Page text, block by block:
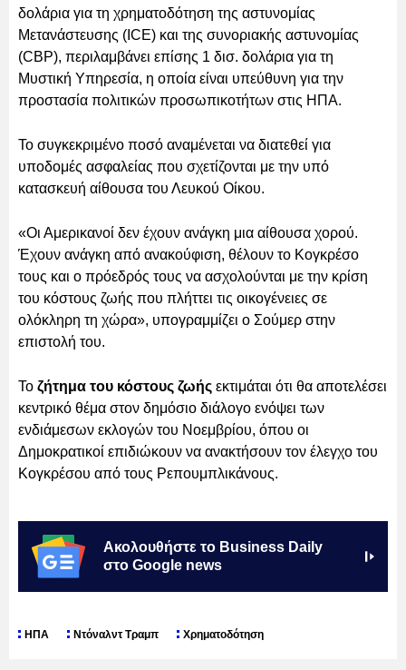
δολάρια για τη χρηματοδότηση της αστυνομίας
Μετανάστευσης (ICE) και της συνοριακής αστυνομίας
(CBP), περιλαμβάνει επίσης 1 δισ. δολάρια για τη
Μυστική Υπηρεσία, η οποία είναι υπεύθυνη για την
προστασία πολιτικών προσωπικοτήτων στις ΗΠΑ.
Το συγκεκριμένο ποσό αναμένεται να διατεθεί για
υποδομές ασφαλείας που σχετίζονται με την υπό
κατασκευή αίθουσα του Λευκού Οίκου.
«Οι Αμερικανοί δεν έχουν ανάγκη μια αίθουσα χορού.
Έχουν ανάγκη από ανακούφιση, θέλουν το Κογκρέσο
τους και ο πρόεδρός τους να ασχολούνται με την κρίση
του κόστους ζωής που πλήττει τις οικογένειες σε
ολόκληρη τη χώρα», υπογραμμίζει ο Σούμερ στην
επιστολή του.
Το ζήτημα του κόστους ζωής εκτιμάται ότι θα αποτελέσει
κεντρικό θέμα στον δημόσιο διάλογο ενόψει των
ενδιάμεσων εκλογών του Νοεμβρίου, όπου οι
Δημοκρατικοί επιδιώκουν να ανακτήσουν τον έλεγχο του
Κογκρέσου από τους Ρεπουμπλικάνους.
Ακολουθήστε το Business Daily
στο Google news
ΗΠΑ Ντόναλντ Τραμπ Χρηματοδότηση